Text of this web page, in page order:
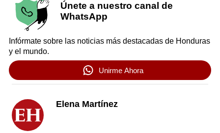
Únete a nuestro canal de
WhatsApp
Infórmate sobre las noticias más destacadas de Honduras
y el mundo.
Unirme Ahora
Elena Martínez